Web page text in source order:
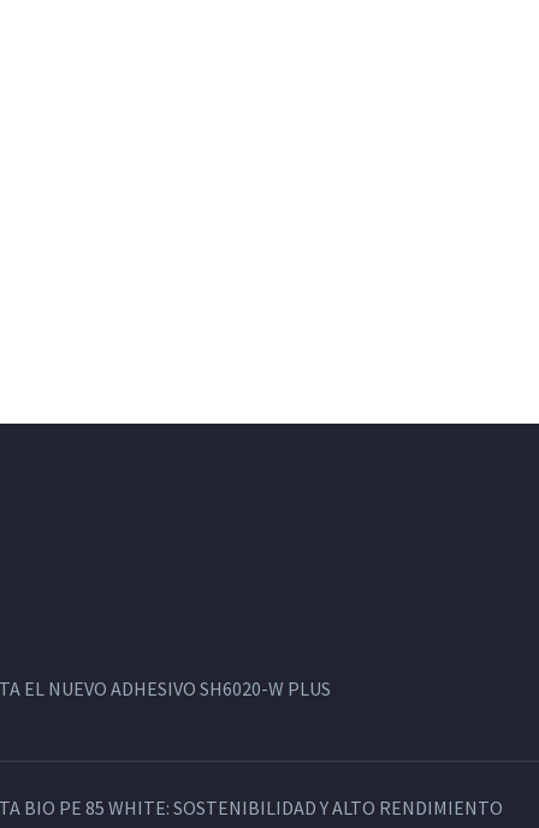
EL NUEVO ADHESIVO SH6020-W PLUS
BIO PE 85 WHITE: SOSTENIBILIDAD Y ALTO RENDIMIENTO